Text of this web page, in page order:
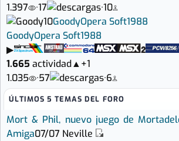
1.397
·17 ·10
10GoodyOpera Soft1988
GoodyOpera Soft1988
▶
1.665 actividad▲+1
1.035
·57 ·6
ÚLTIMOS 5 TEMAS DEL FORO
Mort & Phil, nuevo juego de
Amiga07/07 Neville